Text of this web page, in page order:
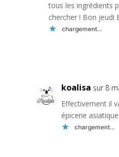
tous les ingrédients
chercher ! Bon jeudi
chargement…
koalisa sur 8
Effectivement il
épicerie
chargement…